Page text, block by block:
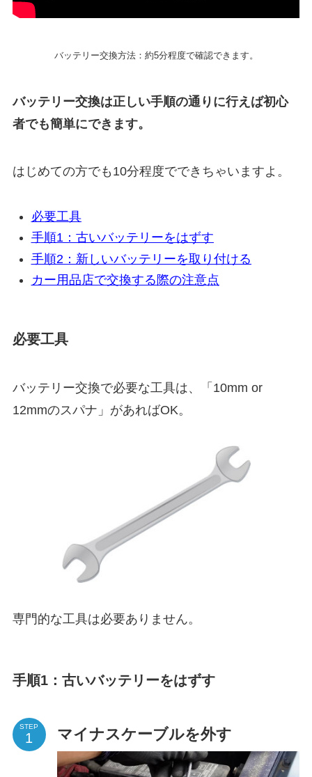
バッテリー交換方法：約5分程度で確認できます。
バッテリー交換は正しい手順の通りに行えば初心
者でも簡単にできます。
はじめての方でも10分程度でできちゃいますよ。
必要工具
手順1：古いバッテリーをはずす
手順2：新しいバッテリーを取り付ける
カー用品店で交換する際の注意点
必要工具
バッテリー交換で必要な工具は、「10mm or
12mmのスパナ」があればOK。
専門的な工具は必要ありません。
手順1：古いバッテリーをはずす
STEP マイナスケーブルを外す